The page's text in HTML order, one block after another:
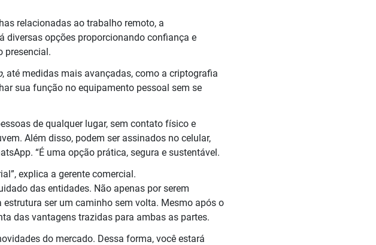
relacionadas ao trabalho remoto, a
diversas opções proporcionando confiança e
presencial.
, até medidas mais avançadas, como a criptografia
sua função no equipamento pessoal sem se
de qualquer lugar, sem contato físico e
Além disso, podem ser assinados no celular,
“É uma opção prática, segura e sustentável.
explica a gerente comercial.
das entidades. Não apenas por serem
ser um caminho sem volta. Mesmo após o
das vantagens trazidas para ambas as partes.
do mercado. Dessa forma, você estará